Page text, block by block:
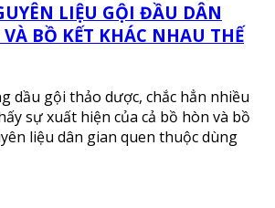
LIỆU GỘI ĐẦU DÂN
BỒ KẾT KHÁC NHAU THẾ
dầu gội thảo dược, chắc hẳn nhiều
sự xuất hiện của cả bồ hòn và bồ
liệu dân gian quen thuộc dùng